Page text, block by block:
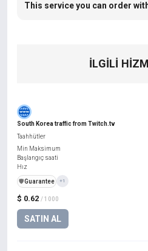
This service you can order
İLGILI
South Korea traffic from Twitch.tv
$ 0.62 / 1000
SATIN AL
Taahhütler
Min Maksimum
Başlangıç saati
Hız
️🛡️Guarantee +1